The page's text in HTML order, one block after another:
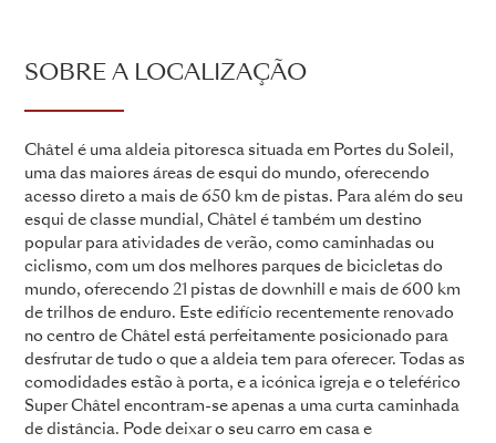
SOBRE A LOCALIZAÇÃO
Châtel é uma aldeia pitoresca situada em Portes du Soleil,
uma das maiores áreas de esqui do mundo, oferecendo
acesso direto a mais de 650 km de pistas. Para além do seu
esqui de classe mundial, Châtel é também um destino
popular para atividades de verão, como caminhadas ou
ciclismo, com um dos melhores parques de bicicletas do
mundo, oferecendo 21 pistas de downhill e mais de 600 km
de trilhos de enduro. Este edifício recentemente renovado
no centro de Châtel está perfeitamente posicionado para
desfrutar de tudo o que a aldeia tem para oferecer. Todas as
comodidades estão à porta, e a icónica igreja e o teleférico
Super Châtel encontram-se apenas a uma curta caminhada
de distância. Pode deixar o seu carro em casa e